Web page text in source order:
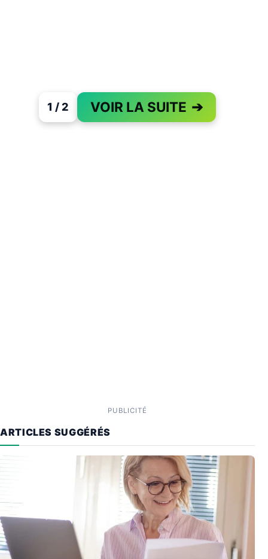
1 / 2 VOIR LA SUITE ➔
PAGE 1 OF 2
PUBLICITÉ
ARTICLES SUGGÉRÉS